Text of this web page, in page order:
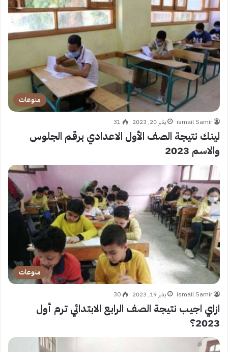
منوعات
ismail Samir يناير 20, 2023 31
لينك نتيجة الصف الأول الاعدادي برقم الجلوس
والاسم 2023
منوعات
ismail Samir يناير 19, 2023 30
ازاي اجيب نتيجة الصف الرابع الابتدائي ترم أول
2023؟